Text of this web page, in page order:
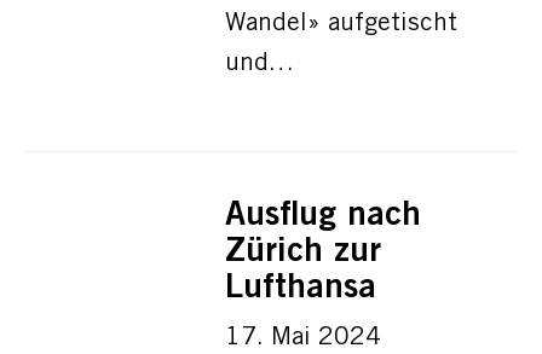
Wandel» aufgetischt
und…
Ausflug nach
Zürich zur
Lufthansa
17. Mai 2024